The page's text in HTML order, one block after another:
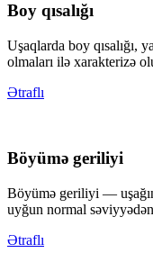
Boy qısalığı
Uşaqlarda boy qısalığı,
olmaları ilə xarakterizə
Ətraflı
Böyümə geriliyi
Böyümə geriliyi —
uyğun normal səviyyədən
Ətraflı